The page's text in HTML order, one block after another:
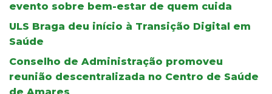
evento sobre bem-estar de quem cuida
ULS Braga deu início à Transição Digital em
Saúde
Conselho de Administração promoveu
reunião descentralizada no Centro de Saúde